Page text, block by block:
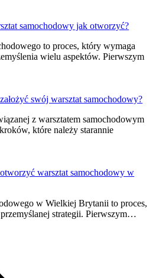
samochodowy jak otworzyć?
to proces, który wymaga
wielu aspektów. Pierwszym
swój warsztat samochodowy?
z warsztatem samochodowym
które należy starannie
warsztat samochodowy w
w Wielkiej Brytanii to proces,
strategii. Pierwszym…